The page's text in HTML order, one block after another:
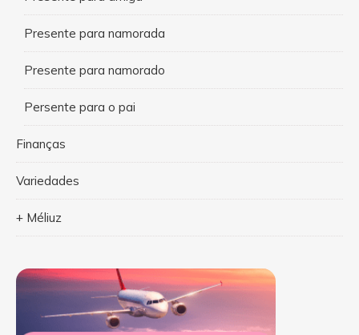
Presente para namorada
Presente para namorado
Persente para o pai
Finanças
Variedades
+ Méliuz